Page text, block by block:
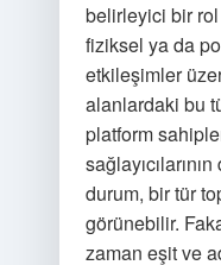
belirleyici bir rol
fiziksel ya da
etkileşimler
alanlardaki bu
platform
durum, bir tür
görünebilir.
zaman eşit ve